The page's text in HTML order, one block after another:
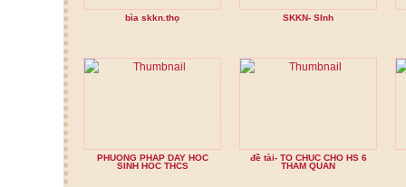
bìa skkn.thọ SKKN- SInh
PHUONG PHAP DAY HOC
SINH HOC THCS
đề tài- TO CHUC CHO HS 6
THAM QUAN